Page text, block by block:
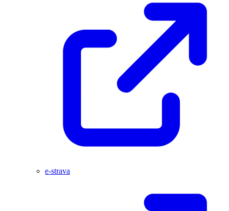
e-strava